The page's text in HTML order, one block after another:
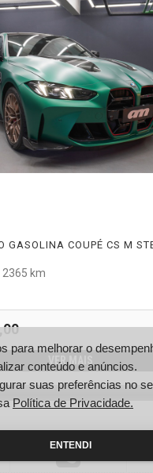
GASOLINA COUPÉ CS M
2365 km
VER MAIS
para melhorar o
conteúdo e anúncios.
suas preferências no
Política de Privacidade.
ENTENDI